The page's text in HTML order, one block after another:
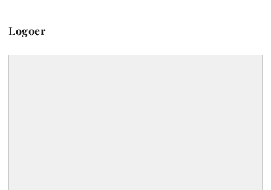
Logoer